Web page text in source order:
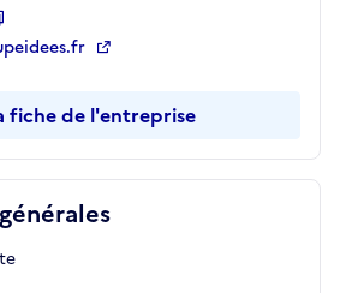
fiche de l'entreprise